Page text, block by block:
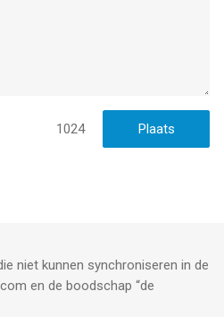
1024
niet kunnen synchroniseren in de
en de boodschap “de
worden bijgewerkt” krijgen.